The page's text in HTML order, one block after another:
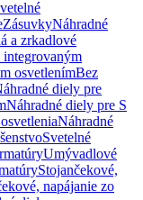
ZásuvkyNáhradné
a zrkadlové
integrovaným
osvetlenímBez
diely pre
Náhradné diely pre S
Náhradné
Svetelné
Umývadlové
Stojančekové,
napájanie zo